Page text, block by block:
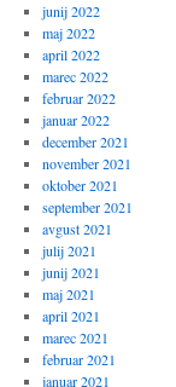
junij 2022
maj 2022
april 2022
marec 2022
februar 2022
januar 2022
december 2021
november 2021
oktober 2021
september 2021
avgust 2021
julij 2021
junij 2021
maj 2021
april 2021
marec 2021
februar 2021
januar 2021